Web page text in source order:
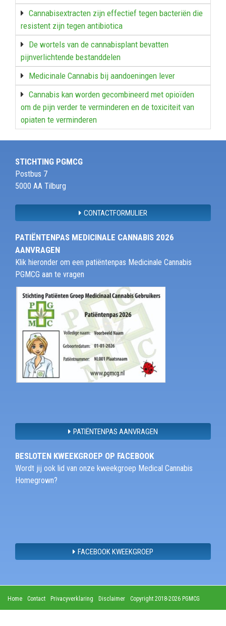
Cannabisextracten zijn effectief tegen bacteriën die
resistent zijn tegen antibiotica
De wortels van de cannabisplant bevatten
pijnverlichtende bestanddelen
Medicinale Cannabis bij aandoeningen lever
Cannabis kan worden gecombineerd met opioïden
om de pijn verder te verminderen en de toxiciteit van
opiaten te verminderen
STICHTING PGMCG
Postbus 7
5000 AA Tilburg
CONTACTFORMULIER
PATIËNTENPAS MEDICINALE CANNABIS 2026
AANVRAGEN
Klik hieronder om een patiëntenpas Medicinale Cannabis
PGMCG aan te vragen
PATIËNTENPAS AANVRAGEN
BESLOTEN KWEEKGROEP OP FACEBOOK
Wordt jij ook lid van onze kweekgroep Medical Cannabis
Homegrown?
FACEBOOK KWEEKGROEP
Home Contact Privacyverklaring Disclaimer Copyright 2018-2026 PGMCG